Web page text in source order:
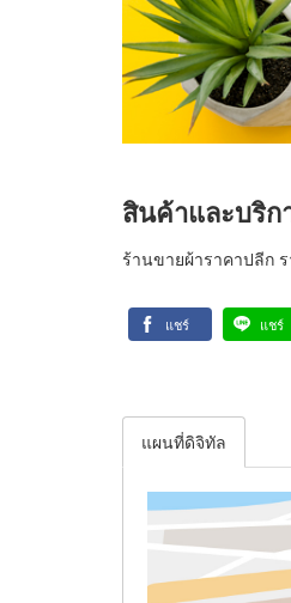
สินค้าและบริก
ร้านขายผ้าราคาปลีก
แชร์ แชร์
แผนที่ดิจิทัล